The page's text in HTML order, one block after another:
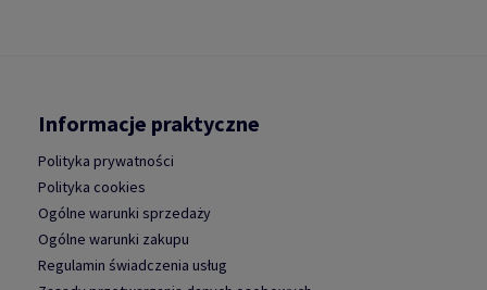
Informacje praktyczne
Polityka prywatności
Polityka cookies
Ogólne warunki sprzedaży
Ogólne warunki zakupu
Regulamin świadczenia usług